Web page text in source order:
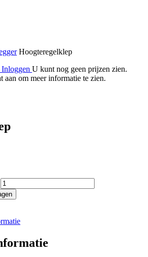
Hoogteregelklep
U kunt nog geen prijzen zien.
aan om meer informatie te zien.